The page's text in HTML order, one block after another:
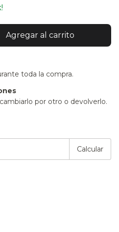
toda la compra.
por otro o devolverlo.
Calcular